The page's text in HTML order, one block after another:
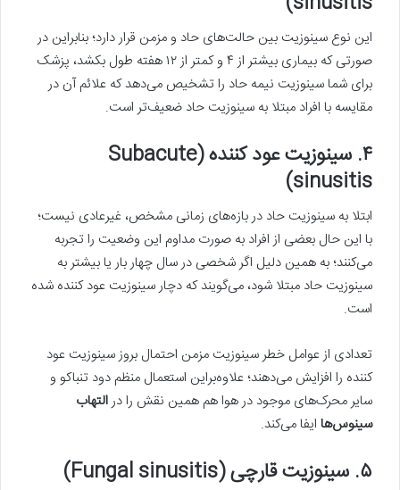
این نوع سینوزیت بین حالت‌های حاد و مزمن قرار دارد؛ بنابراین در
صورتی که بیماری بیشتر از ۴ و کمتر از ۱۲ هفته طول بکشد، پزشک
برای شما سینوزیت نیمه حاد را تشخیص می‌دهد که علائم آن در
مقایسه با افراد مبتلا به سینوزیت حاد ضعیف‌تر است.
۴. سینوزیت عود کننده (Subacute
sinusitis)
ابتلا به سینوزیت حاد در بازه‌های زمانی مشخص، غیرعادی نیست؛
با این حال بعضی از افراد به صورت مداوم این وضعیت را تجربه
می‌کنند؛ به همین دلیل اگر شخصی در سال چهار بار یا بیشتر به
سینوزیت حاد مبتلا شود، می‌گویند که دچار سینوزیت عود کننده شده
است.
تعدادی از عوامل خطر سینوزیت مزمن احتمال بروز سینوزیت عود
کننده را افزایش می‌دهند؛ علاوه‌براین استعمال منظم دود تنباکو و
سایر محرک‌های موجود در هوا هم همین نقش را درالتهاب
سینوس‌ها ایفا می‌کند.
۵. سینوزیت قارچی (Fungal sinusitis)